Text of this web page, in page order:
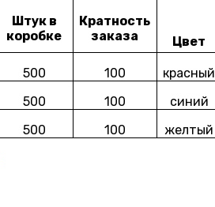
Штук в
коробке
Кратность
заказа
Цвет
500 100
красный
500 100
синий
500 100
желтый